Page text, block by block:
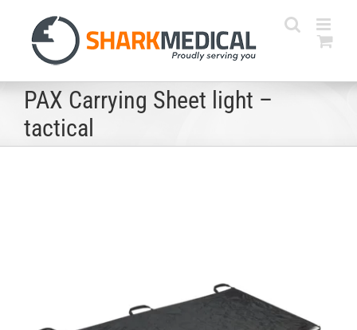
content
PAX Carrying Sheet light –
tactical